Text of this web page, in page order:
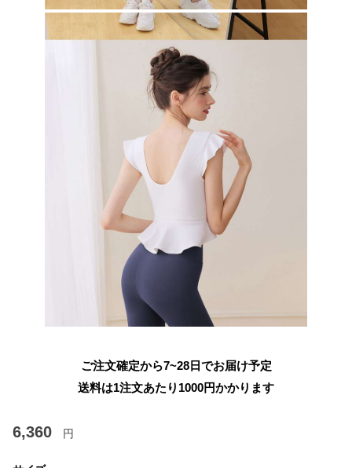
ご注文確定から7~28日でお届け予定
送料は1注文あたり 1000円かかります
6,360 円